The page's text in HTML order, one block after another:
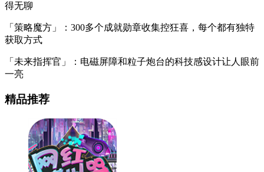
得无聊
「策略魔方」：300多个成就勋章收集控狂喜，每个都有独特
获取方式
「未来指挥官」：电磁屏障和粒子炮台的科技感设计让人眼前
一亮
精品推荐